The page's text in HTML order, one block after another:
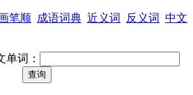
笔顺 成语词典 近义词 反义词 中文
单词：